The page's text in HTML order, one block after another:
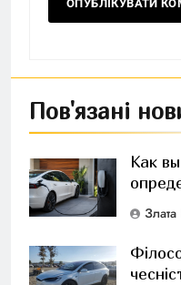
Пов'язані
Как